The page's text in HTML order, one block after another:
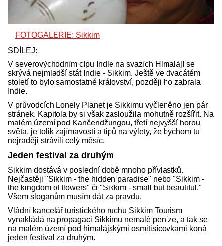
FOTOGALERIE: Sikkim
SDÍLEJ:
V severovýchodním cípu Indie na svazích Himalájí se
skrývá nejmladší stát Indie - Sikkim. Ještě ve dvacátém
století to bylo samostatné království, později ho zabrala
Indie.
V průvodcích Lonely Planet je Sikkimu vyčleněno jen pár
stránek. Kapitola by si však zasloužila mohutně rozšířit. Na
malém území pod Kančendžungou, třetí nejvyšší horou
světa, je tolik zajímavostí a tipů na výlety, že bychom tu
nejraději strávili celý měsíc.
Jeden festival za druhým
Sikkim dostává v poslední době mnoho přívlastků.
Nejčastěji "Sikkim - the hidden paradise" nebo "Sikkim -
the kingdom of flowers" či "Sikkim - small but beautiful."
Všem sloganům musím dát za pravdu.
Vládní kancelář turistického ruchu Sikkim Tourism
vynakládá na propagaci Sikkimu nemalé peníze, a tak se
na malém území pod himalájskými osmitisícovkami koná
jeden festival za druhým.